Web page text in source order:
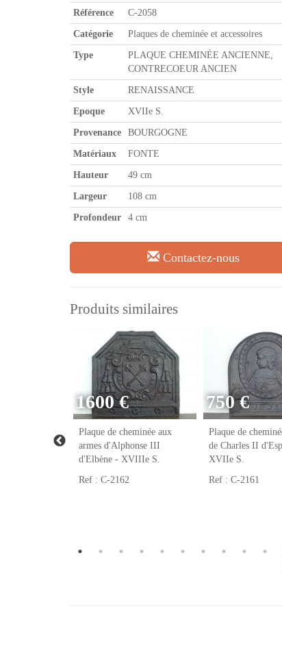
Référence C-2058
Catégorie Plaques de cheminée et accessoires
Type
PLAQUE CHEMINÉE ANCIENNE,
CONTRECOEUR ANCIEN
Style RENAISSANCE
Epoque XVIIe S.
Provenance BOURGOGNE
Matériaux FONTE
Hauteur 49 cm
Largeur 108 cm
Profondeur 4 cm
Contactez-nous
Produits similaires
1600 €
Plaque de cheminée aux
armes d'Alphonse III
d'Elbène - XVIIIe S.
Ref : C-2162
750 €
Plaque de
de Charles II
XVIIe S.
Ref : C-2161